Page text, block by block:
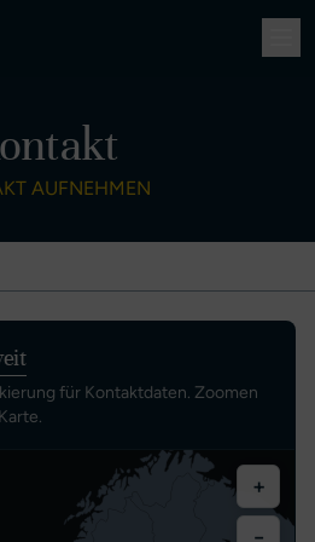
AUFNEHMEN
für Kontaktdaten. Zoomen
+